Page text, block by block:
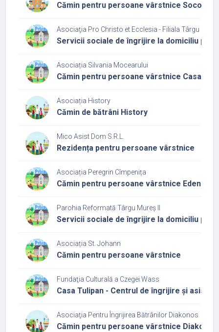
Cămin pentru persoane vârstnice Socolu
Asociaţia Pro Christo et Ecclesia - Filiala Târgu
Servicii sociale de îngrijire la domiciliu
Asociația Silvania Mocearului
Cămin pentru persoane vârstnice Casa
Asociația History
Cămin de bătrâni History
Mico Asist Dom S.R.L.
Rezidența pentru persoane vârstnice
Asociația Peregrin Cîmpenița
Cămin pentru persoane vârstnice Eden
Parohia Reformată Târgu Mureș II
Servicii sociale de îngrijire la domiciliu
Asociația St. Johann
Cămin pentru persoane vârstnice
Fundaţia Culturală a Czegei Wass
Casa Tulipan - Centrul de îngrijire și
Asociaţia Pentru Îngrijirea Bătrânilor Diakonos
Cămin pentru persoane vârstnice Diakonos